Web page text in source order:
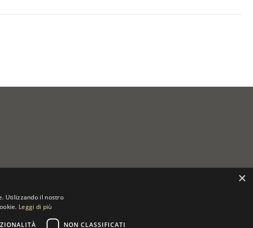
×
Utilizzando il nostro
Leggi di più
NON CLASSIFICATI